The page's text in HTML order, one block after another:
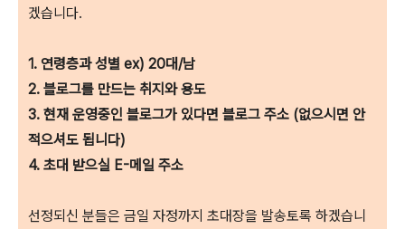
겠습니다.
1. 연령층과 성별 ex) 20대/남
2. 블로그를 만드는 취지와 용도
3. 현재 운영중인 블로그가 있다면 블로그 주소 (없으시면 안
적으셔도 됩니다)
4. 초대 받으실 E-메일 주소
선정되신 분들은 금일 자정까지 초대장을 발송토록 하겠습니